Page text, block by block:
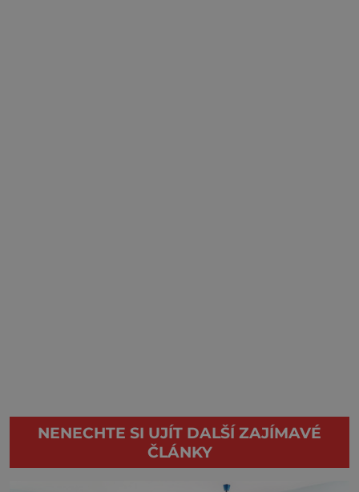
NENECHTE SI UJÍT DALŠÍ ZAJÍMAVÉ
ČLÁNKY